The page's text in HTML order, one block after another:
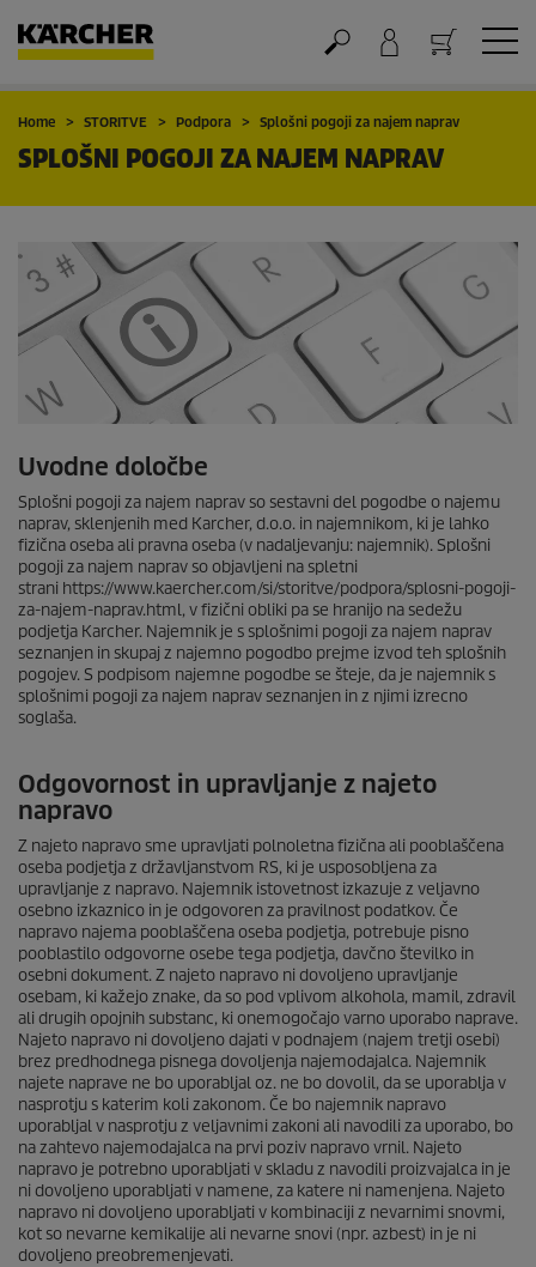
Nakupovalna košarica
Home STORITVE Podpora Splošni pogoji za najem naprav
SPLOŠNI POGOJI ZA NAJEM NAPRAV
Uvodne določbe
Splošni pogoji za najem naprav so sestavni del pogodbe o najemu
naprav, sklenjenih med Karcher, d.o.o. in najemnikom, ki je lahko
fizična oseba ali pravna oseba (v nadaljevanju: najemnik). Splošni
pogoji za najem naprav so objavljeni na spletni
strani https://www.kaercher.com/si/storitve/podpora/splosni-pogoji-
za-najem-naprav.html, v fizični obliki pa se hranijo na sedežu
podjetja Karcher. Najemnik je s splošnimi pogoji za najem naprav
seznanjen in skupaj z najemno pogodbo prejme izvod teh splošnih
pogojev. S podpisom najemne pogodbe se šteje, da je najemnik s
splošnimi pogoji za najem naprav seznanjen in z njimi izrecno
soglaša.
Odgovornost in upravljanje z najeto
napravo
Z najeto napravo sme upravljati polnoletna fizična ali pooblaščena
oseba podjetja z državljanstvom RS, ki je usposobljena za
upravljanje z napravo. Najemnik istovetnost izkazuje z veljavno
osebno izkaznico in je odgovoren za pravilnost podatkov. Če
napravo najema pooblaščena oseba podjetja, potrebuje pisno
pooblastilo odgovorne osebe tega podjetja, davčno številko in
osebni dokument. Z najeto napravo ni dovoljeno upravljanje
osebam, ki kažejo znake, da so pod vplivom alkohola, mamil, zdravil
ali drugih opojnih substanc, ki onemogočajo varno uporabo naprave.
Najeto napravo ni dovoljeno dajati v podnajem (najem tretji osebi)
brez predhodnega pisnega dovoljenja najemodajalca. Najemnik
najete naprave ne bo uporabljal oz. ne bo dovolil, da se uporablja v
nasprotju s katerim koli zakonom. Če bo najemnik napravo
uporabljal v nasprotju z veljavnimi zakoni ali navodili za uporabo, bo
na zahtevo najemodajalca na prvi poziv napravo vrnil. Najeto
napravo je potrebno uporabljati v skladu z navodili proizvajalca in je
ni dovoljeno uporabljati v namene, za katere ni namenjena. Najeto
napravo ni dovoljeno uporabljati v kombinaciji z nevarnimi snovmi,
kot so nevarne kemikalije ali nevarne snovi (npr. azbest) in je ni
dovoljeno preobremenjevati.